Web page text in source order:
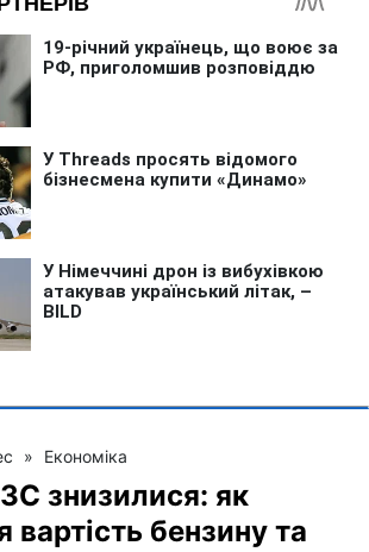
» Економіка
знизилися: як
вартість бензину та